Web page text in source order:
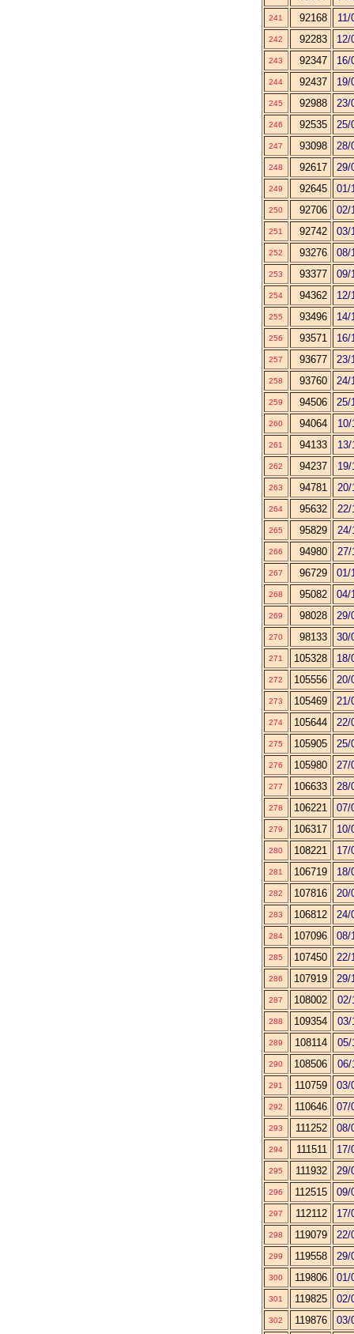
241 92168 11/
242 92283 12/
243 92347 16/
244 92437 19/
245 92988 23/
246 92535 25/
247 93098 28/
248 92617 29/
249 92645 01/
250 92706 02/
251 92742 03/
252 93276 08/
253 93377 09/
254 94362 12/
255 93496 14/
256 93571 16/
257 93677 23/
258 93760 24/
259 94506 25/
260 94064 10/
261 94133 13/
262 94237 19/
263 94781 20/
264 95632 22/
265 95829 24/
266 94980 27/
267 96729 01/
268 95082 04/
269 98028 29/
270 98133 30/
271 105328 18/
272 105556 20/
273 105469 21/
274 105644 22/
275 105905 25/
276 105980 27/
277 106633 28/
278 106221 07/
279 106317 10/
280 108221 17/
281 106719 18/
282 107816 20/
283 106812 24/
284 107096 08/
285 107450 22/
286 107919 29/
287 108002 02/
288 109354 03/
289 108114 05/
290 108506 06/
291 110759 03/
292 110646 07/
293 111252 08/
294 111511 17/
295 111932 29/
296 112515 09/
297 112112 17/
298 119079 22/
299 119558 29/
300 119806 01/
301 119825 02/
302 119876 03/